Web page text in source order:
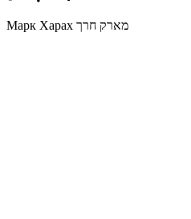
Марк Харах מארק חרך